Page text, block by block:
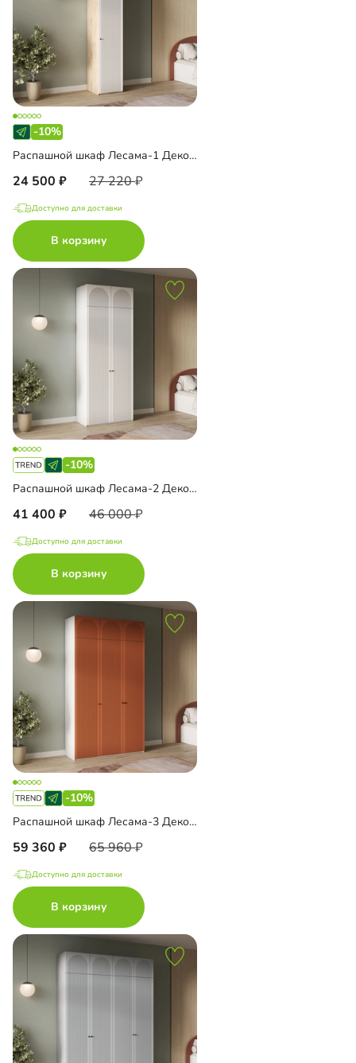
-10%
Распашной шкаф Лесама-1 Декор 1 с антресолью
24 500 27 220
Доступно для доставки
В корзину
-10%
Распашной шкаф Лесама-2 Декор 1 с антресолью
41 400 46 000
Доступно для доставки
В корзину
-10%
Распашной шкаф Лесама-3 Декор 1 с антресолью
59 360 65 960
Доступно для доставки
В корзину